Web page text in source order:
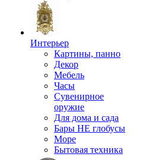
Интерьер
Картины, панно
Декор
Мебель
Часы
Сувенирное
оружие
Для дома и сада
Бары НЕ глобусы
Море
Бытовая техника